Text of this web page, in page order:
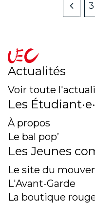
3
accueil
Actualités
Voir toute
Les
À propos
Le bal pop’
Les Jeunes
Le site du
L'Avant-Garde
La boutique